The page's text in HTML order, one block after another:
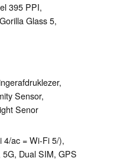
395 PPI,
Glass 5,
Sensor,
Senor
4/ac = Wi-Fi 5/),
Dual SIM, GPS